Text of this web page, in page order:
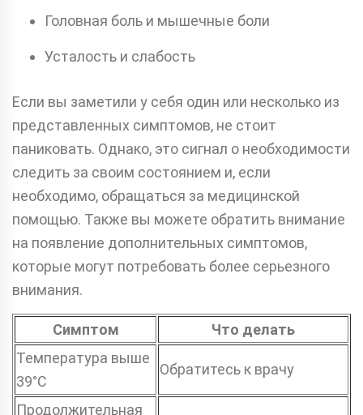
Головная боль и мышечные боли
Усталость и слабость
Если вы заметили у себя один или несколько из
представленных симптомов, не стоит
паниковать. Однако, это сигнал о необходимости
следить за своим состоянием и, если
необходимо, обращаться за медицинской
помощью. Также вы можете обратить внимание
на появление дополнительных симптомов,
которые могут потребовать более серьезного
внимания.
Симптом
Что делать
Температура выше
39°C
Обратитесь к врачу
Продолжительная